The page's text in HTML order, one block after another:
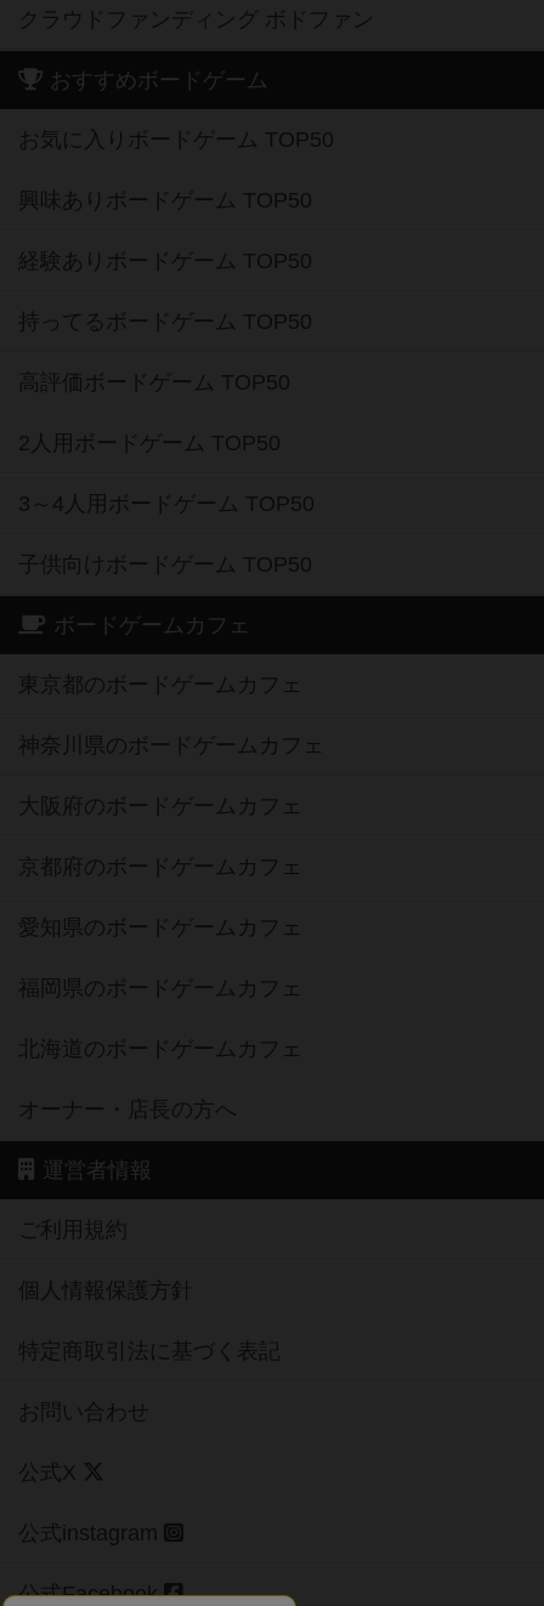
クラウドファンディング ボドファン
おすすめボードゲーム
お気に入りボードゲーム TOP50
興味ありボードゲーム TOP50
経験ありボードゲーム TOP50
持ってるボードゲーム TOP50
高評価ボードゲーム TOP50
2人用ボードゲーム TOP50
3～4人用ボードゲーム TOP50
子供向けボードゲーム TOP50
ボードゲームカフェ
東京都のボードゲームカフェ
神奈川県のボードゲームカフェ
大阪府のボードゲームカフェ
京都府のボードゲームカフェ
愛知県のボードゲームカフェ
福岡県のボードゲームカフェ
北海道のボードゲームカフェ
オーナー・店長の方へ
運営者情報
ご利用規約
個人情報保護方針
特定商取引法に基づく表記
お問い合わせ
公式X
公式instagram
公式Facebook